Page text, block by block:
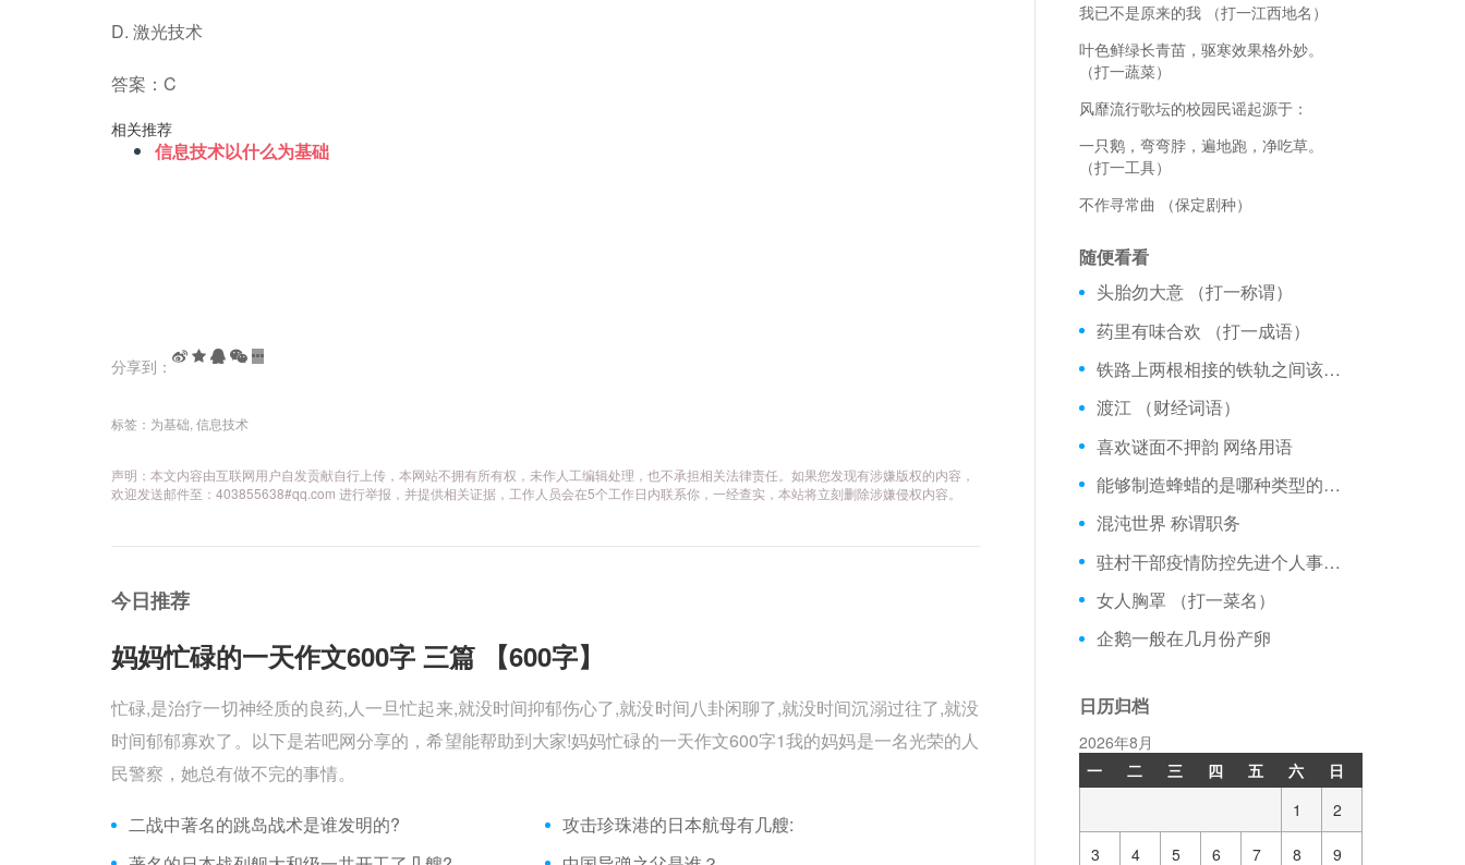
D. 激光技术
答案：C
相关推荐
信息技术以什么为基础
分享到：
标签： 为基础 信息技术
声明：本文内容由互联网用户自发贡献自行上传，本网站不拥有所有权，未作人工编辑处理，也不承担相关法律责任。如果您发现有涉嫌版权的内容，
欢迎发送邮件至：403855638#qq.com 进行举报，并提供相关证据，工作人员会在5个工作日内联系你，一经查实，本站将立刻删除涉嫌侵权内容。
今日推荐
妈妈忙碌的一天作文600字 三篇 【600字】
忙碌,是治疗一切神经质的良药,人一旦忙起来,就没时间抑郁伤心了,就没时间八卦闲聊了,就没时间沉溺过往了,就没
时间郁郁寡欢了。以下是若吧网分享的，希望能帮助到大家!妈妈忙碌的一天作文600字1我的妈妈是一名光荣的人
民警察，她总有做不完的事情。
二战中著名的跳岛战术是谁发明的?
攻击珍珠港的日本航母有几艘:
我已不是原来的我 （打一江西地名）
叶色鲜绿长青苗，驱寒效果格外妙。
（打一蔬菜）
风靡流行歌坛的校园民谣起源于：
一只鹅，弯弯脖，遍地跑，净吃草。
（打一工具）
不作寻常曲 （保定剧种）
随便看看
头胎勿大意 （打一称谓）
药里有味合欢 （打一成语）
铁路上两根相接的铁轨之间该不该有空隙?
渡江 （财经词语）
喜欢谜面不押韵 网络用语
能够制造蜂蜡的是哪种类型的蜜蜂
混沌世界 称谓职务
驻村干部疫情防控先进个人事迹材料最新 【工作总结】
女人胸罩 （打一菜名）
企鹅一般在几月份产卵
日历归档
2026年8月
一
二 三 四 五 六
日
1
2
3 4 5 6 7 8 9